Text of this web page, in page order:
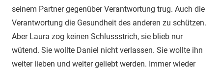
seinem Partner gegenüber Verantwortung trug. Auch die
Verantwortung die Gesundheit des anderen zu schützen.
Aber Laura zog keinen Schlussstrich, sie blieb nur
wütend. Sie wollte Daniel nicht verlassen. Sie wollte ihn
weiter lieben und weiter geliebt werden. Immer wieder